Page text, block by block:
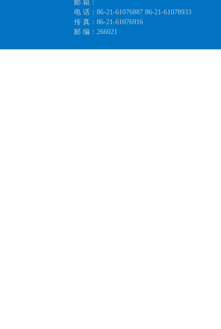
邮 箱：
电 话：86-21-61076887 86-21-61078933
传 真：86-21-61076916
邮 编：266021